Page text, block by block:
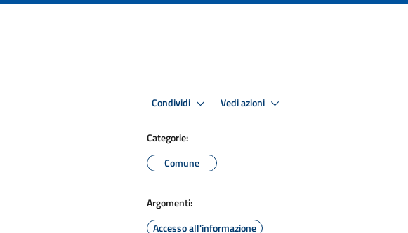
Condividi Vedi azioni
Categorie:
Comune
Argomenti:
Accesso all'informazione